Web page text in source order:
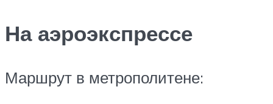
На аэроэкспрессе
Маршрут в метрополитене: